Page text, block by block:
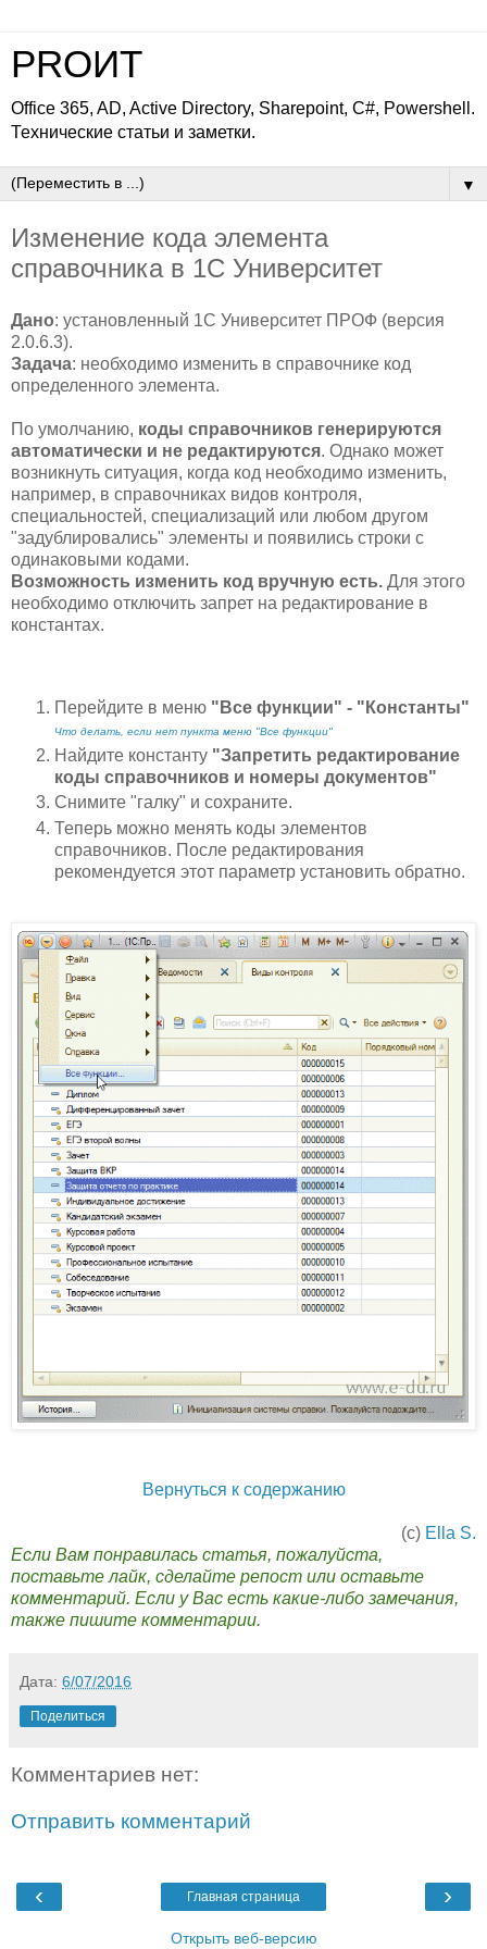
PROИТ
Office 365, AD, Active Directory, Sharepoint, C#, Powershell.
Технические статьи и заметки.
▼
Изменение кода элемента
справочника в 1С Университет
Дано: установленный 1С Университет ПРОФ (версия
2.0.6.3).
Задача: необходимо изменить в справочнике код
определенного элемента.
По умолчанию, коды справочников генерируются
автоматически и не редактируются. Однако может
возникнуть ситуация, когда код необходимо изменить,
например, в справочниках видов контроля,
специальностей, специализаций или любом другом
"задублировались" элементы и появились строки с
одинаковыми кодами.
Возможность изменить код вручную есть. Для этого
необходимо отключить запрет на редактирование в
константах.
Перейдите в меню "Все функции" - "Константы"
Что делать, если нет пункта меню "Все функции"
Найдите константу "Запретить редактирование
коды справочников и номеры документов"
Снимите "галку" и сохраните.
Теперь можно менять коды элементов
справочников. После редактирования
рекомендуется этот параметр установить обратно.
Вернуться к содержанию
(с) Ella S.
Если Вам понравилась статья, пожалуйста,
поставьте лайк, сделайте репост или оставьте
комментарий. Если у Вас есть какие-либо замечания,
также пишите комментарии.
Дата: 6/07/2016
Поделиться
Комментариев нет:
Отправить комментарий
‹ ›
Главная страница
Открыть веб-версию